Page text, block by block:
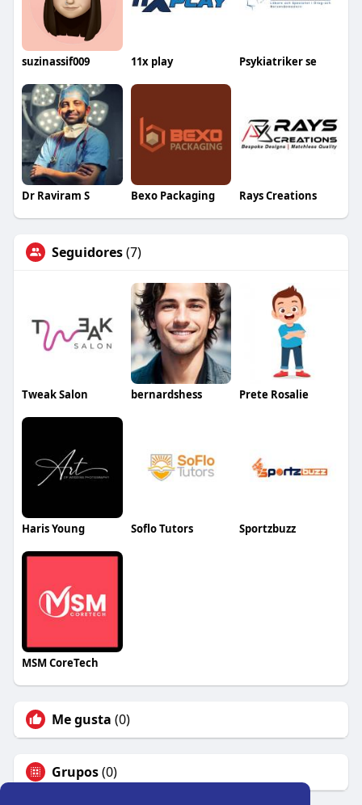
suzinassif009 11x play Psykiatriker se
Dr Raviram S Bexo Packaging Rays Creations
Seguidores(7)
Tweak Salon bernardshess Prete Rosalie
Haris Young Soflo Tutors Sportzbuzz
MSM CoreTech
Me gusta (0)
Grupos(0)